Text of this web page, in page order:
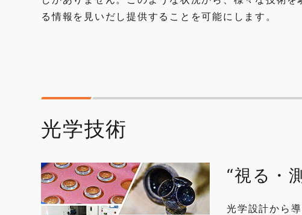
る情報を見いだし提供することを可能にします。
光学技術
“視る・
光学設計から